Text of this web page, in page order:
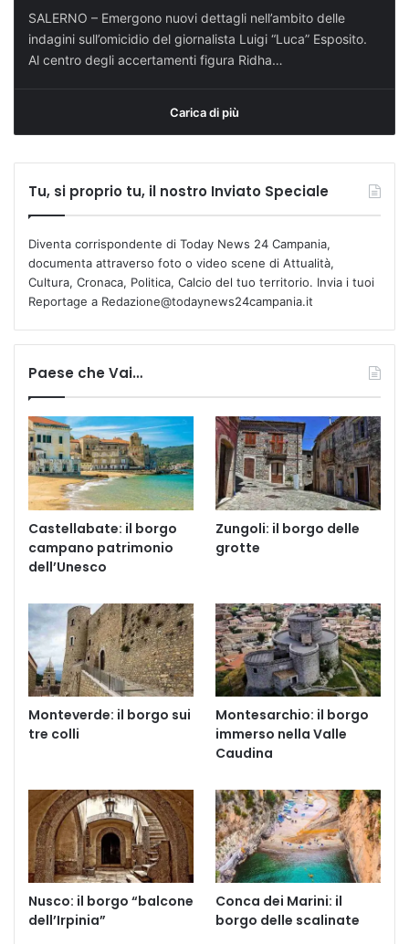
SALERNO – Emergono nuovi dettagli nell’ambito delle
indagini sull’omicidio del giornalista Luigi “Luca” Esposito.
Al centro degli accertamenti figura Ridha…
Carica di più
Tu, si proprio tu, il nostro Inviato Speciale
Diventa corrispondente di Today News 24 Campania,
documenta attraverso foto o video scene di Attualità,
Cultura, Cronaca, Politica, Calcio del tuo territorio. Invia i tuoi
Reportage a Redazione@todaynews24campania.it
Paese che Vai…
Castellabate: il borgo
campano patrimonio
dell’Unesco
Zungoli: il borgo delle
grotte
Monteverde: il borgo sui
tre colli
Montesarchio: il borgo
immerso nella Valle
Caudina
Nusco: il borgo “balcone
dell’Irpinia”
Conca dei Marini: il
borgo delle scalinate